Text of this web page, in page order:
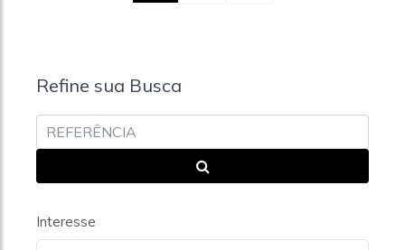
Refine sua Busca
Interesse